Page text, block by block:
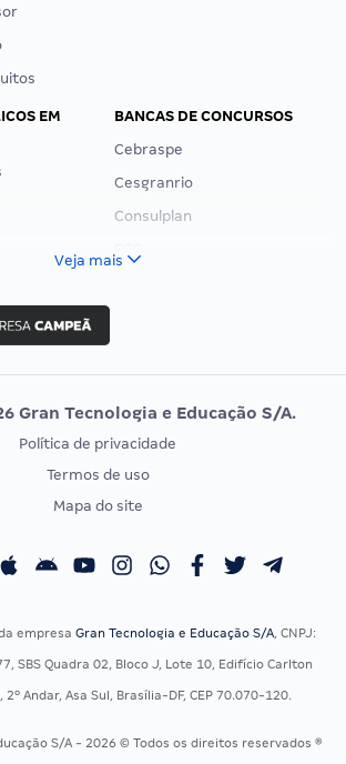
EM
Unificado
BANCAS DE CONCURSOS
Cebraspe
Cesgranrio
Consulplan
Vunesp
EXAME DE ORDEM
Calendário OAB
Veja mais
Gran Tecnologia e Educação S/A.
Política de privacidade
Termos de uso
Mapa do site
empresa Gran Tecnologia e Educação S/A, CNPJ:
SBS Quadra 02, Bloco J, Lote 10, Edifício Carlton
2º Andar, Asa Sul, Brasília-DF, CEP 70.070-120.
S/A - 2026 © Todos os direitos reservados ®